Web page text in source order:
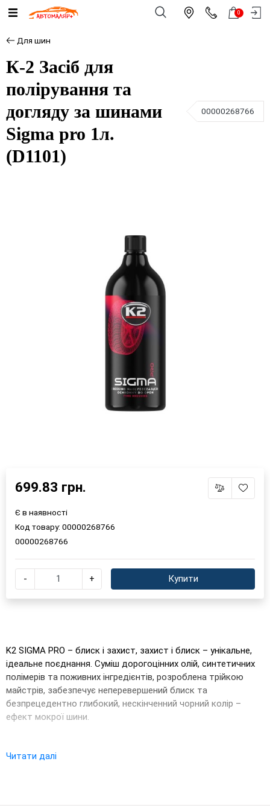
0
Для шин
К-2 Засіб для
полірування та
догляду за шинами
Sigma pro 1л.
(D1101)
00000268766
Оберіть мову магазину ×
UA
K2 SIGMA PRO – блиск і захист, захист і блиск – унікальне,
ідеальне поєднання. Суміш дорогоцінних олій, синтетичних
полімерів та поживних інгредієнтів, розроблена трійкою
майстрів, забезпечує неперевершений блиск та
безпрецедентно глибокий, нескінченний чорний колір –
ефект мокрої шини.
Засіб для блиску та захисту шин K2 SIGMA PRO був
Читати далі
699.83 грн.
Є в наявності
Код товару: 00000268766
00000268766
- + Купити